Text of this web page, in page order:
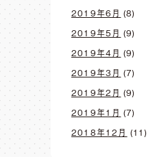
2019年6月 (8)
2019年5月 (9)
2019年4月 (9)
2019年3月 (7)
2019年2月 (9)
2019年1月 (7)
2018年12月 (11)